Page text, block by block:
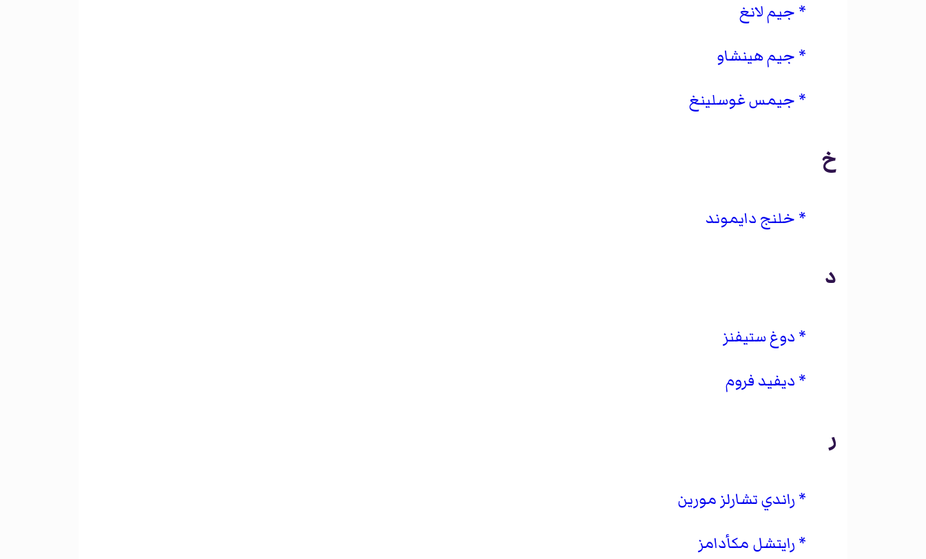
جيم لانغ
جيم هينشاو
جيمس غوسلينغ
خ
خلنج دايموند
د
دوغ ستيفنز
ديفيد فروم
ر
راندي تشارلز مورين
رايتشل مكأدامز